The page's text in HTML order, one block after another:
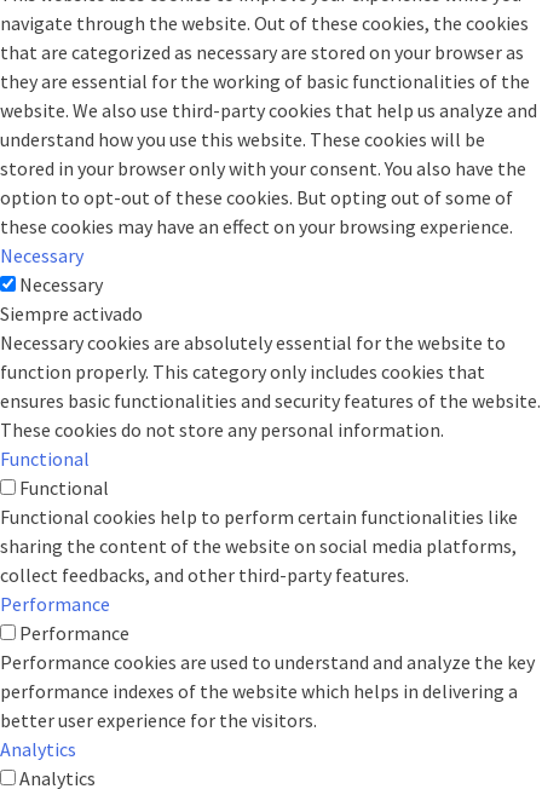
navigate through the website. Out of these cookies, the cookies
that are categorized as necessary are stored on your browser as
they are essential for the working of basic functionalities of the
website. We also use third-party cookies that help us analyze and
understand how you use this website. These cookies will be
stored in your browser only with your consent. You also have the
option to opt-out of these cookies. But opting out of some of
these cookies may have an effect on your browsing experience.
Necessary
Necessary
Siempre activado
Necessary cookies are absolutely essential for the website to
function properly. This category only includes cookies that
ensures basic functionalities and security features of the website.
These cookies do not store any personal information.
Functional
Functional
Functional cookies help to perform certain functionalities like
sharing the content of the website on social media platforms,
collect feedbacks, and other third-party features.
Performance
Performance
Performance cookies are used to understand and analyze the key
performance indexes of the website which helps in delivering a
better user experience for the visitors.
Analytics
Analytics